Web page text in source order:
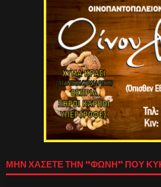
ΜΗΝ ΧΑΣΕΤΕ ΤΗΝ “ΦΩΝΗ” ΠΟΥ